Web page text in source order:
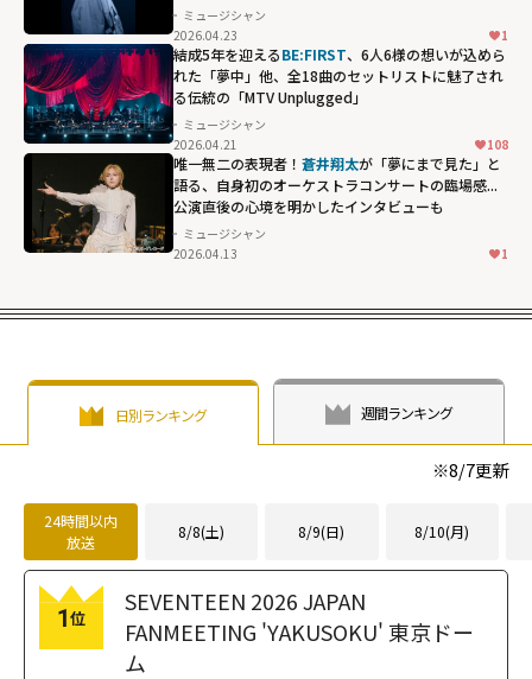
ミュージシャン
2026.04.23
1
結成5年を迎えるBE:FIRST、6人6様の想いが込めら
れた「夢中」他、全18曲のセットリストに魅了され
る伝統の「MTV Unplugged」
ミュージシャン
2026.04.21
108
唯一無二の表現者！ 蒼井翔太が「夢にまで見た」と
語る、自身初のオーケストラコンサートの臨場感...
公演直後の心境を明かしたインタビューも
ミュージシャン
2026.04.13
1
日別ランキング 週間ランキング
※8/7更新
24時間以内
放送
8/8(土) 8/9(日) 8/10(月)
1位
SEVENTEEN 2026 JAPAN
FANMEETING 'YAKUSOKU' 東京ドー
ム